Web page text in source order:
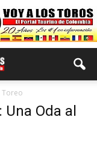
Toreo
Oda al